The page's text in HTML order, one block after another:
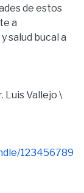
de estos
a
salud bucal a
Luis Vallejo \
123456789